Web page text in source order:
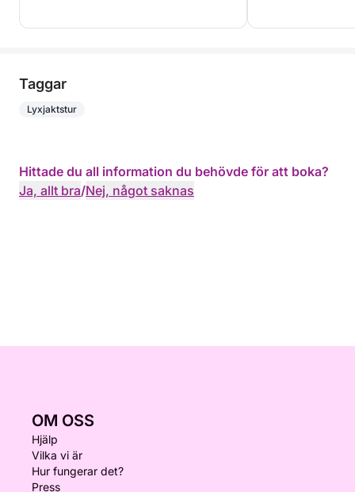
Taggar
Lyxjaktstur
Hittade du all information du behövde för att boka?
Ja, allt bra/Nej, något saknas
OM OSS
Hjälp
Vilka vi är
Hur fungerar det?
Press